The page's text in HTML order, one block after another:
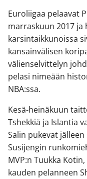
Euroliigaa pelaavat
marraskuun 2017 ja
karsintaikkunoissa
kansainvälisen
välienselvittelyn
pelasi nimeään
NBA:ssa.
Kesä-heinäkuun
Tshekkiä ja Islantia
Salin pukevat
Susijengin
MVP:n Tuukka
kauden pelanneen